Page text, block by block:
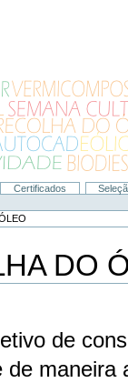
Certificados
DO
de
de maneira